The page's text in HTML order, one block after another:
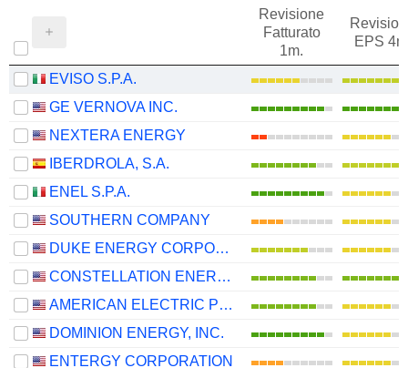
Revisione
Fatturato
1m.
EPS
EVISO S.P.A.
GE VERNOVA INC.
NEXTERA ENERGY
IBERDROLA, S.A.
ENEL S.P.A.
SOUTHERN COMPANY
DUKE ENERGY CORPORATION
CONSTELLATION ENERGY CORPORATION
AMERICAN ELECTRIC POWER COMPANY, INC.
DOMINION ENERGY, INC.
ENTERGY CORPORATION